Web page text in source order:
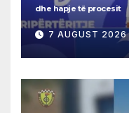
dhe hapje të procesit
7 AUGUST 2026